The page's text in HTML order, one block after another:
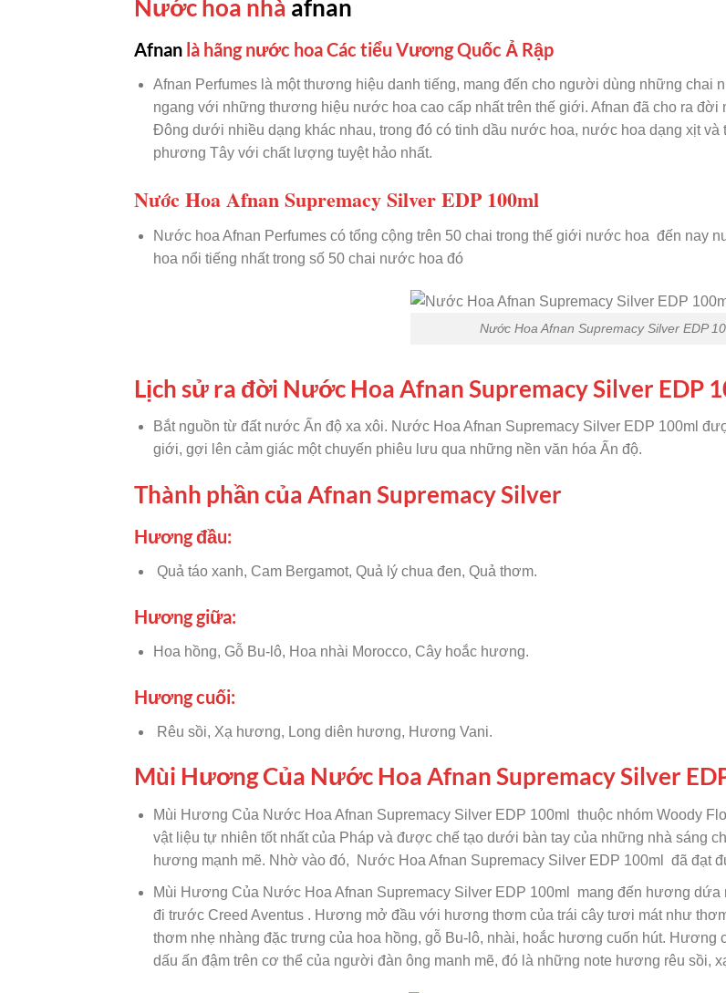
Nước hoa nhà afnan
Afnan là hãng nước hoa Các tiểu Vương Quốc Ả Rập
Afnan Perfumes là một thương hiệu danh tiếng, mang đến cho người dùng những chai
ngang với những thương hiệu nước hoa cao cấp nhất trên thế giới. Afnan đã cho ra
Đông dưới nhiều dạng khác nhau, trong đó có tinh dầu nước hoa, nước hoa dạng xịt
phương Tây với chất lượng tuyệt hảo nhất.
Nước Hoa Afnan Supremacy Silver EDP 100ml
Nước hoa Afnan Perfumes có tổng cộng trên 50 chai trong thế giới nước hoa đến nay
hoa nổi tiếng nhất trong số 50 chai nước hoa đó
Nước Hoa Afnan Supremacy Silver EDP
Lịch sử ra đời Nước Hoa Afnan Supremacy Silver EDP
Bắt nguồn từ đất nước Ấn độ xa xôi. Nước Hoa Afnan Supremacy Silver EDP 100ml
giới, gợi lên cảm giác một chuyến phiêu lưu qua những nền văn hóa Ấn độ.
Thành phần của Afnan Supremacy Silver
Hương đầu:
Quả táo xanh, Cam Bergamot, Quả lý chua đen, Quả thơm.
Hương giữa:
Hoa hồng, Gỗ Bu-lô, Hoa nhài Morocco, Cây hoắc hương.
Hương cuối:
Rêu sồi, Xạ hương, Long diên hương, Hương Vani.
Mùi Hương Của Nước Hoa Afnan Supremacy Silver
Mùi Hương Của Nước Hoa Afnan Supremacy Silver EDP 100ml thuộc nhóm Woody
vật liệu tự nhiên tốt nhất của Pháp và được chế tạo dưới bàn tay của những nhà sáng
hương mạnh mẽ. Nhờ vào đó, Nước Hoa Afnan Supremacy Silver EDP 100ml đã đạt
Mùi Hương Của Nước Hoa Afnan Supremacy Silver EDP 100ml mang đến hương
đi trước Creed Aventus . Hương mở đầu với hương thơm của trái cây tươi mát như
thơm nhẹ nhàng đặc trưng của hoa hồng, gỗ Bu-lô, nhài, hoắc hương cuốn hút.
dấu ấn đậm trên cơ thể của người đàn ông manh mẽ, đó là những note hương rêu sồi,